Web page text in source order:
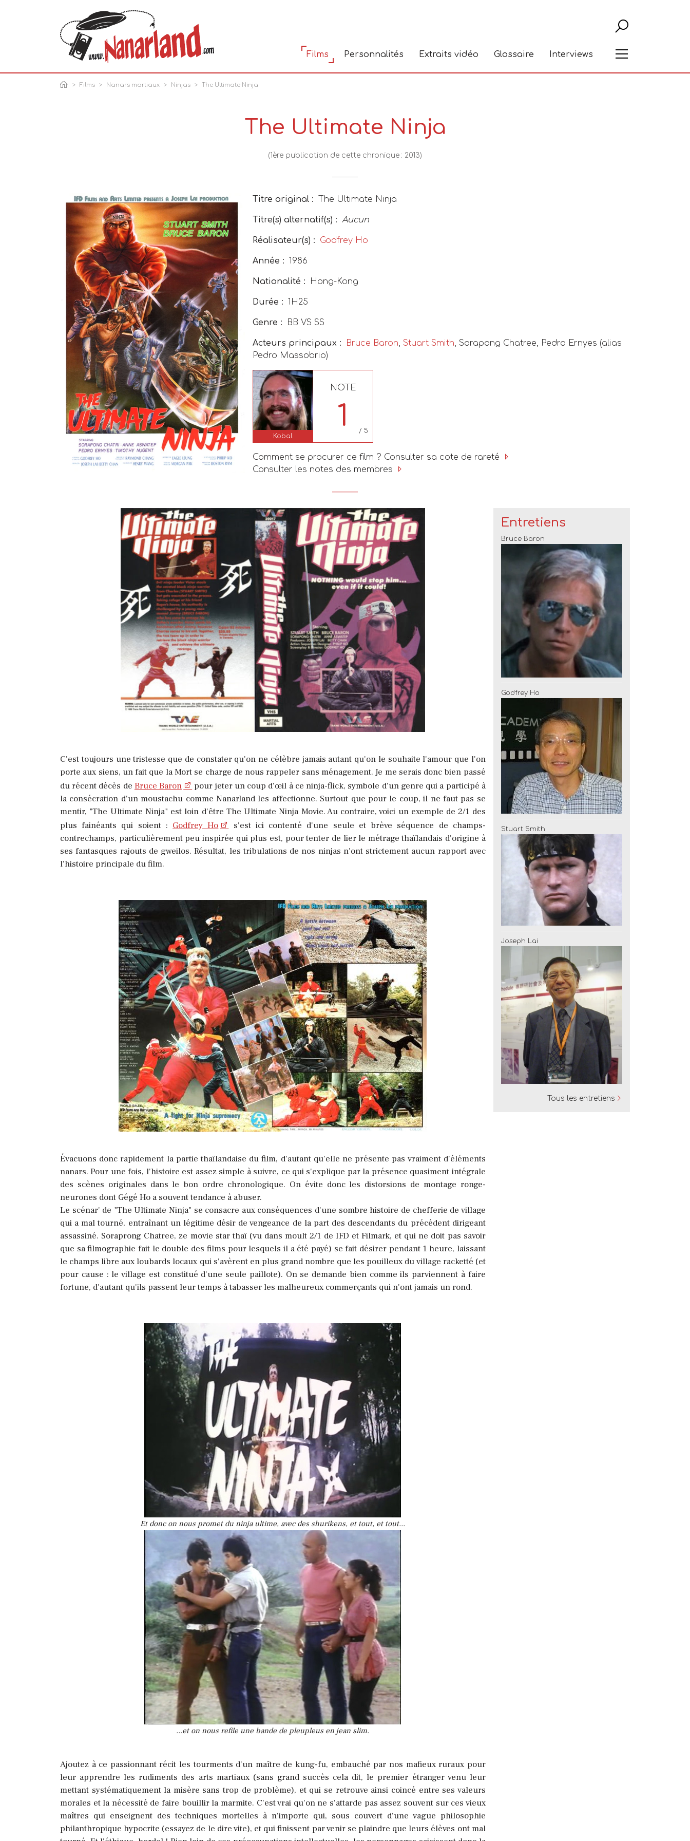
Films Personnalités Extraits vidéo Glossaire Interviews
Films Nanars martiaux Ninjas The Ultimate Ninja
The Ultimate Ninja
(1ère publication de cette chronique : 2013)
Titre original : The Ultimate Ninja
Titre(s) alternatif(s) : Aucun
Réalisateur(s) : Godfrey Ho
Année : 1986
Nationalité : Hong-Kong
Durée : 1H25
Genre : BB VS SS
Acteurs principaux : Bruce Baron, Stuart Smith, Sorapong Chatree, Pedro Ernyes (alias
Pedro Massobrio)
Kobal
NOTE
1 / 5
Comment se procurer ce film ? Consulter sa cote de rareté
Consulter les notes des membres
C'est toujours une tristesse que de constater qu'on ne célèbre jamais autant qu'on le souhaite l'amour que l'on
porte aux siens, un fait que la Mort se charge de nous rappeler sans ménagement. Je me serais donc bien passé
du récent décès de Bruce Baron
pour jeter un coup d’œil à ce ninja-flick, symbole d'un genre qui a participé à
la consécration d'un moustachu comme Nanarland les affectionne. Surtout que pour le coup, il ne faut pas se
mentir, "The Ultimate Ninja" est loin d'être The Ultimate Ninja Movie. Au contraire, voici un exemple de 2/1 des
plus fainéants qui soient : Godfrey Ho
s'est ici contenté d'une seule et brève séquence de champs-
contrechamps, particulièrement peu inspirée qui plus est, pour tenter de lier le métrage thaïlandais d'origine à
ses fantasques rajouts de gweilos. Résultat, les tribulations de nos ninjas n'ont strictement aucun rapport avec
l'histoire principale du film.
Évacuons donc rapidement la partie thaïlandaise du film, d'autant qu'elle ne présente pas vraiment d'éléments
nanars. Pour une fois, l'histoire est assez simple à suivre, ce qui s'explique par la présence quasiment intégrale
des scènes originales dans le bon ordre chronologique. On évite donc les distorsions de montage ronge-
neurones dont Gégé Ho a souvent tendance à abuser.
Le scénar' de "The Ultimate Ninja" se consacre aux conséquences d'une sombre histoire de chefferie de village
qui a mal tourné, entraînant un légitime désir de vengeance de la part des descendants du précédent dirigeant
assassiné. Soraprong Chatree, ze movie star thaï (vu dans moult 2/1 de IFD et Filmark, et qui ne doit pas savoir
que sa filmographie fait le double des films pour lesquels il a été payé) se fait désirer pendant 1 heure, laissant
le champs libre aux loubards locaux qui s'avèrent en plus grand nombre que les pouilleux du village racketté (et
pour cause : le village est constitué d'une seule paillote). On se demande bien comme ils parviennent à faire
fortune, d'autant qu'ils passent leur temps à tabasser les malheureux commerçants qui n'ont jamais un rond.
Et donc on nous promet du ninja ultime, avec des shurikens, et tout, et tout...
...et on nous refile une bande de pleupleus en jean slim.
Ajoutez à ce passionnant récit les tourments d'un maître de kung-fu, embauché par nos mafieux ruraux pour
leur apprendre les rudiments des arts martiaux (sans grand succès cela dit, le premier étranger venu leur
mettant systématiquement la misère sans trop de problème), et qui se retrouve ainsi coincé entre ses valeurs
morales et la nécessité de faire bouillir la marmite. C'est vrai qu'on ne s'attarde pas assez souvent sur ces vieux
maîtres qui enseignent des techniques mortelles à n'importe qui, sous couvert d'une vague philosophie
philanthropique hypocrite (essayez de le dire vite), et qui finissent par venir se plaindre que leurs élèves ont mal
Entretiens
Bruce Baron
Godfrey Ho
Stuart Smith
Joseph Lai
Tous les entretiens